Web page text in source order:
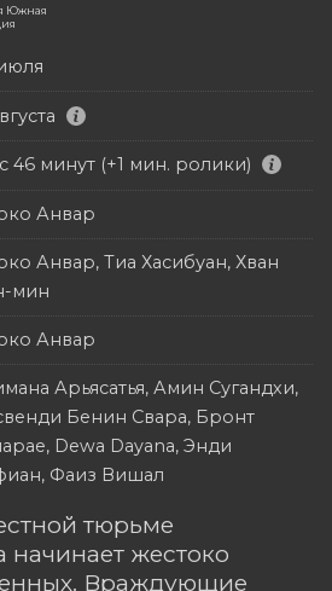
Южная
46 минут (+1 мин. ролики)
Анвар
Анвар, Тиа Хасибуан, Хван
мин
Анвар
Арьясатья, Амин Сугандхи,
Бенин Свара, Бронт
Dewa Dayana, Энди
Фаиз Вишал
тюрьме
жестоко
Враждующие